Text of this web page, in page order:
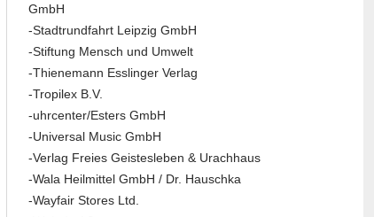
GmbH
-Stadtrundfahrt Leipzig GmbH
-Stiftung Mensch und Umwelt
-Thienemann Esslinger Verlag
-Tropilex B.V.
-uhrcenter/Esters GmbH
-Universal Music GmbH
-Verlag Freies Geistesleben & Urachhaus
-Wala Heilmittel GmbH / Dr. Hauschka
-Wayfair Stores Ltd.